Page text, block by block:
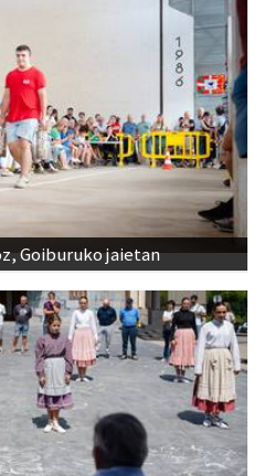
Goiburuko jaietan